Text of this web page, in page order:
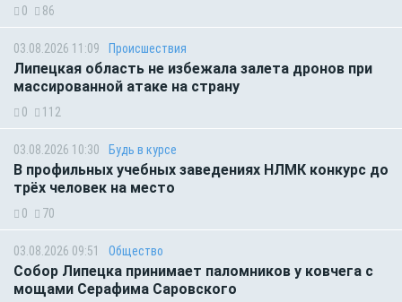
0 86
03.08.2026 11:09 Происшествия
Липецкая область не избежала залета дронов при
массированной атаке на страну
0 112
03.08.2026 10:30 Будь в курсе
В профильных учебных заведениях НЛМК конкурс до
трёх человек на место
0 70
03.08.2026 09:51 Общество
Собор Липецка принимает паломников у ковчега с
мощами Серафима Саровского